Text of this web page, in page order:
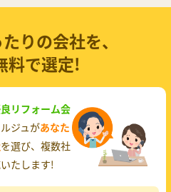
りの会社を、
料で選定!
リフォーム会
ジュがあなた
を選び、複数社
たします!